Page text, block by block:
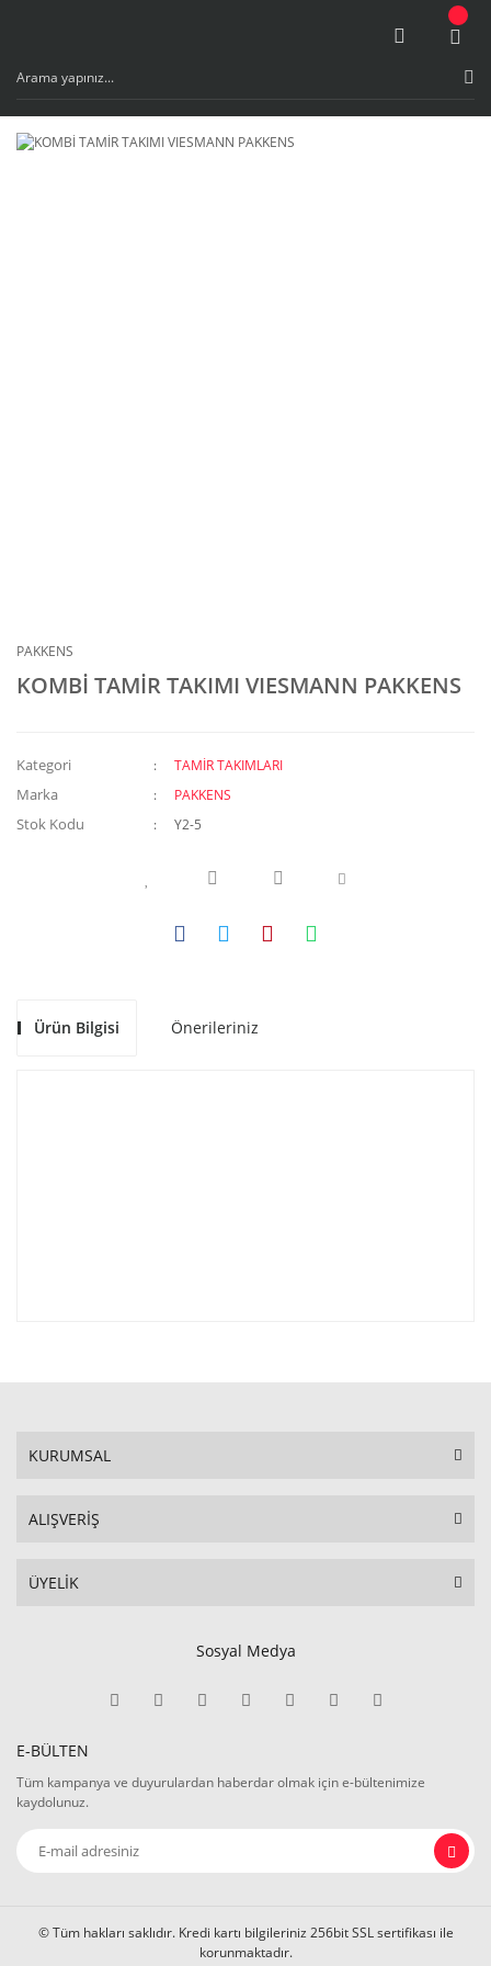
PAKKENS
KOMBİ TAMİR TAKIMI VIESMANN PAKKENS
Kategori TAMİR TAKIMLARI
Marka PAKKENS
Stok Kodu Y2-5
Ürün Bilgisi Önerileriniz
KURUMSAL
ALIŞVERİŞ
ÜYELİK
Sosyal Medya
E-BÜLTEN
Tüm kampanya ve duyurulardan haberdar olmak için e-bültenimize
kaydolunuz.
© Tüm hakları saklıdır. Kredi kartı bilgileriniz 256bit SSL sertifikası ile
korunmaktadır.